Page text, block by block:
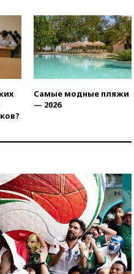
«золотую акцию» в
управлении аэропортом
Шереметьево
17:35
Шесть человек
пострадали при ударе ВСУ по
автобусу в Запорожской
области
17:25
В аэропортах Сочи и
Геленджика сняты
склады Wildberries бизнесу
16:55Экс-директору Popcorn
Books запросили четыре года
условно
16:46ЦБ: международные
резервы России снизились
16:35На восстановление
Самые модные пляжи
— 2026